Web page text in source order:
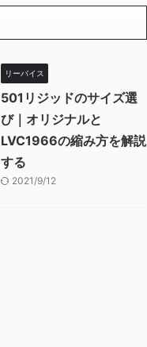
リーバイス
501リジッドのサイズ選
び｜オリジナルと
LVC1966の縮み方を解説
する
2021/9/12